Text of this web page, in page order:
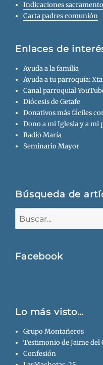
Indicaciones
Carta padres comunión
Enlaces de
Ayuda a la familia
Ayuda a tu parroquia:
Canal parroquial
Diócesis de Getafe
Donativos más fáciles
Dono a mi Iglesia y a mi
Radio María
Seminario Mayor
Búsqueda de
Facebook
Lo más visto…
Grupo Montañeros
Testimonio de Jaime del
Confesión